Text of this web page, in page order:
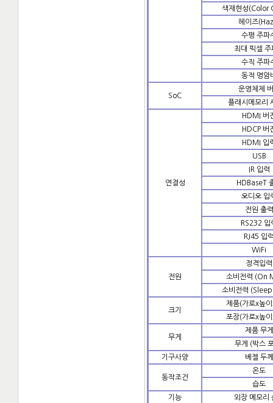
색재현성(Color
헤이즈
수평 주파
최대 픽셀 주
수직 주파
동적 명암
SoC
운영체제
플래시메모리
연결성
HDMI 버
HDCP 버
HDMI 입
USB
IR 입력
HDBaseT
오디오 입
전원 출력
RS232 입
RJ45 입
WiFi
전원
정격입력
소비전력 (On
소비전력
크기
제품(가로x높
포장(가로x높
무게
제품 무게
무게 (박스
기구사양
베젤 두께
동작조건
온도
습도
기능
외장 메모리